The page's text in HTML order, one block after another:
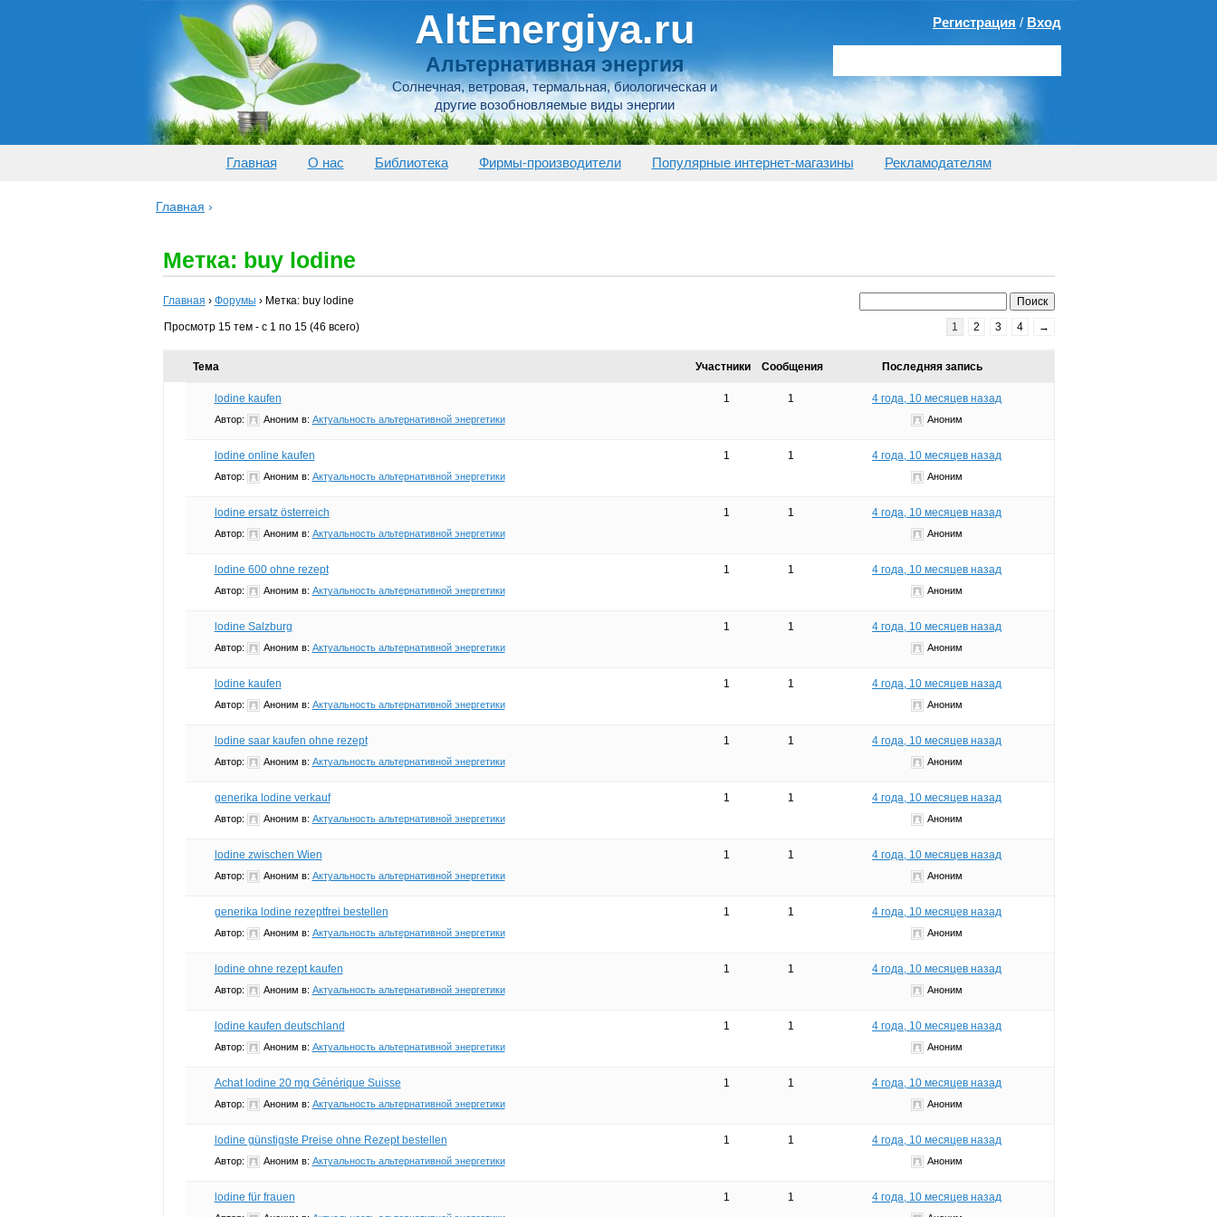
AltEnergiya.ru
Альтернативная энергия
Солнечная, ветровая, термальная, биологическая и
другие возобновляемые виды энергии
Регистрация / Вход
Главная О нас Библиотека Фирмы-производители Популярные интернет-магазины Рекламодателям
Главная ›
Метка: buy lodine
Главная › Форумы › Метка: buy lodine
Просмотр 15 тем - с 1 по 15 (46 всего) 1 2 3 4 →
Тема Участники Сообщения Последняя запись
lodine kaufen
Автор: Аноним в: Актуальность альтернативной энергетики
1 1 4 года, 10 месяцев назад
Аноним
lodine online kaufen
Автор: Аноним в: Актуальность альтернативной энергетики
1 1 4 года, 10 месяцев назад
Аноним
lodine ersatz österreich
Автор: Аноним в: Актуальность альтернативной энергетики
1 1 4 года, 10 месяцев назад
Аноним
lodine 600 ohne rezept
Автор: Аноним в: Актуальность альтернативной энергетики
1 1 4 года, 10 месяцев назад
Аноним
lodine Salzburg
Автор: Аноним в: Актуальность альтернативной энергетики
1 1 4 года, 10 месяцев назад
Аноним
lodine kaufen
Автор: Аноним в: Актуальность альтернативной энергетики
1 1 4 года, 10 месяцев назад
Аноним
lodine saar kaufen ohne rezept
Автор: Аноним в: Актуальность альтернативной энергетики
1 1 4 года, 10 месяцев назад
Аноним
generika lodine verkauf
Автор: Аноним в: Актуальность альтернативной энергетики
1 1 4 года, 10 месяцев назад
Аноним
lodine zwischen Wien
Автор: Аноним в: Актуальность альтернативной энергетики
1 1 4 года, 10 месяцев назад
Аноним
generika lodine rezeptfrei bestellen
Автор: Аноним в: Актуальность альтернативной энергетики
1 1 4 года, 10 месяцев назад
Аноним
lodine ohne rezept kaufen
Автор: Аноним в: Актуальность альтернативной энергетики
1 1 4 года, 10 месяцев назад
Аноним
lodine kaufen deutschland
Автор: Аноним в: Актуальность альтернативной энергетики
1 1 4 года, 10 месяцев назад
Аноним
Achat lodine 20 mg Générique Suisse
Автор: Аноним в: Актуальность альтернативной энергетики
1 1 4 года, 10 месяцев назад
Аноним
lodine günstigste Preise ohne Rezept bestellen
Автор: Аноним в: Актуальность альтернативной энергетики
1 1 4 года, 10 месяцев назад
Аноним
lodine für frauen 1 1 4 года, 10 месяцев назад